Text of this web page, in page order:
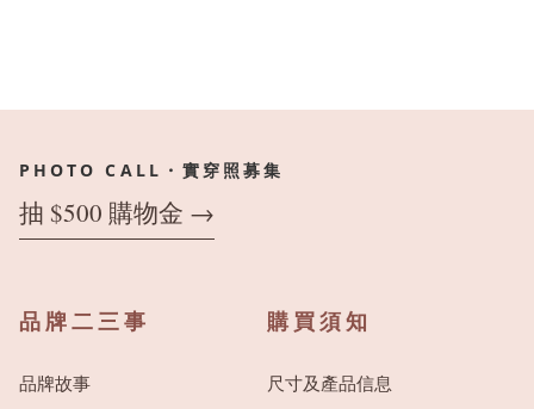
PHOTO CALL・實穿照募集
抽 $500 購物金 →
品牌二三事
品牌故事
購買須知
尺寸及產品信息